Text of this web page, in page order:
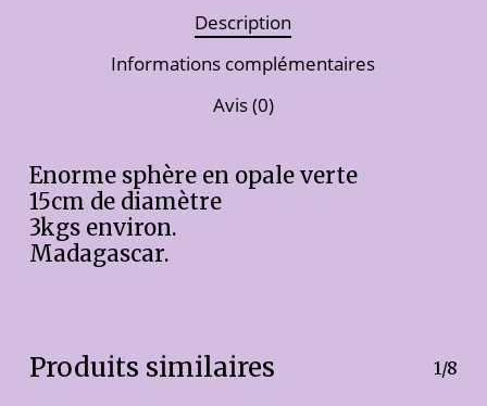
Description
Informations complémentaires
Avis (0)
Enorme sphère en opale verte
15cm de diamètre
3kgs environ.
Madagascar.
Produits similaires 1/8